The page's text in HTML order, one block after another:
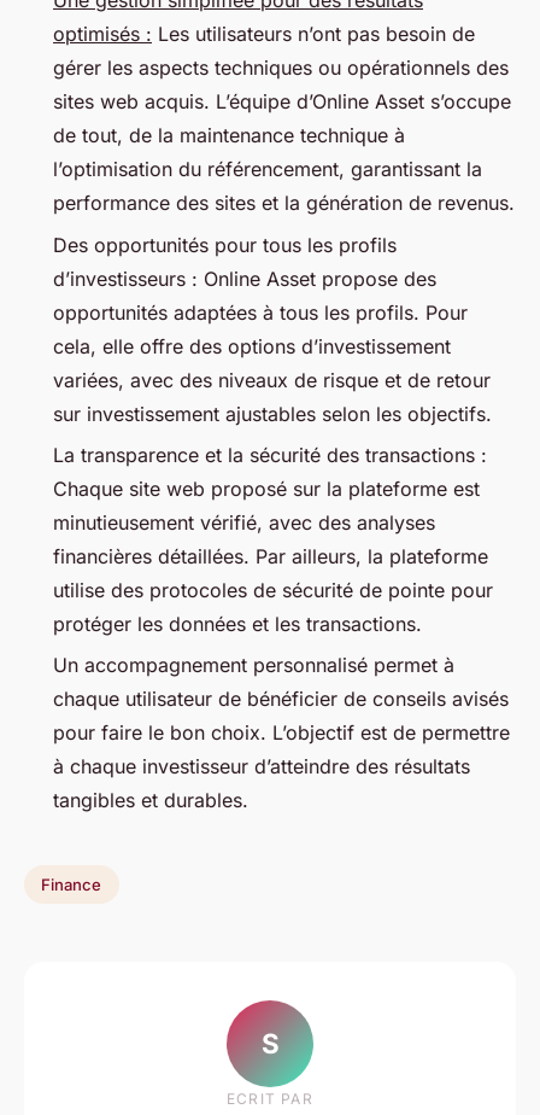
optimisés : Les utilisateurs n’ont pas besoin de
gérer les aspects techniques ou opérationnels des
sites web acquis. L’équipe d’Online Asset s’occupe
de tout, de la maintenance technique à
l’optimisation du référencement, garantissant la
performance des sites et la génération de revenus.
Des opportunités pour tous les profils
d’investisseurs : Online Asset propose des
opportunités adaptées à tous les profils. Pour
cela, elle offre des options d’investissement
variées, avec des niveaux de risque et de retour
sur investissement ajustables selon les objectifs.
La transparence et la sécurité des transactions :
Chaque site web proposé sur la plateforme est
minutieusement vérifié, avec des analyses
financières détaillées. Par ailleurs, la plateforme
utilise des protocoles de sécurité de pointe pour
protéger les données et les transactions.
Un accompagnement personnalisé permet à
chaque utilisateur de bénéficier de conseils avisés
pour faire le bon choix. L’objectif est de permettre
à chaque investisseur d’atteindre des résultats
tangibles et durables.
Finance
S
ECRIT PAR